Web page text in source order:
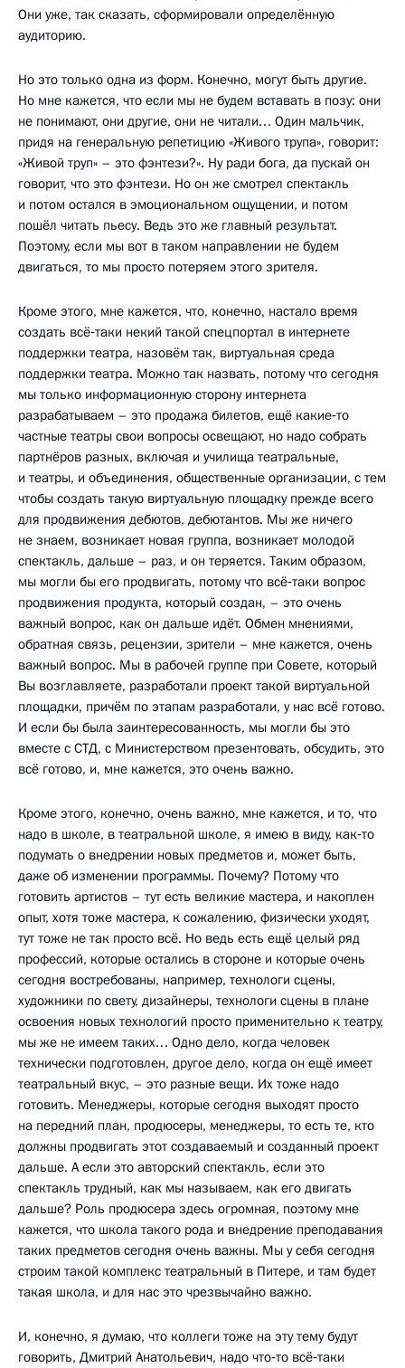
Они уже, так сказать, сформировали определённую
аудиторию.
Но это только одна из форм. Конечно, могут быть другие.
Но мне кажется, что если мы не будем вставать в позу: они
не понимают, они другие, они не читали… Один мальчик,
придя на генеральную репетицию «Живого трупа», говорит:
«Живой труп» – это фэнтези?». Ну ради бога, да пускай он
говорит, что это фэнтези. Но он же смотрел спектакль
и потом остался в эмоциональном ощущении, и потом
пошёл читать пьесу. Ведь это же главный результат.
Поэтому, если мы вот в таком направлении не будем
двигаться, то мы просто потеряем этого зрителя.
Кроме этого, мне кажется, что, конечно, настало время
создать всё‑таки некий такой спецпортал в интернете
поддержки театра, назовём так, виртуальная среда
поддержки театра. Можно так назвать, потому что сегодня
мы только информационную сторону интернета
разрабатываем – это продажа билетов, ещё какие‑то
частные театры свои вопросы освещают, но надо собрать
партнёров разных, включая и училища театральные,
и театры, и объединения, общественные организации, с тем
чтобы создать такую виртуальную площадку прежде всего
для продвижения дебютов, дебютантов. Мы же ничего
не знаем, возникает новая группа, возникает молодой
спектакль, дальше – раз, и он теряется. Таким образом,
мы могли бы его продвигать, потому что всё‑таки вопрос
продвижения продукта, который создан, – это очень
важный вопрос, как он дальше идёт. Обмен мнениями,
обратная связь, рецензии, зрители – мне кажется, очень
важный вопрос. Мы в рабочей группе при Совете, который
Вы возглавляете, разработали проект такой виртуальной
площадки, причём по этапам разработали, у нас всё готово.
И если бы была заинтересованность, мы могли бы это
вместе с СТД, с Министерством презентовать, обсудить, это
всё готово, и, мне кажется, это очень важно.
Кроме этого, конечно, очень важно, мне кажется, и то, что
надо в школе, в театральной школе, я имею в виду, как‑то
подумать о внедрении новых предметов и, может быть,
даже об изменении программы. Почему? Потому что
готовить артистов – тут есть великие мастера, и накоплен
опыт, хотя тоже мастера, к сожалению, физически уходят,
тут тоже не так просто всё. Но ведь есть ещё целый ряд
профессий, которые остались в стороне и которые очень
сегодня востребованы, например, технологи сцены,
художники по свету, дизайнеры, технологи сцены в плане
освоения новых технологий просто применительно к театру,
мы же не имеем таких… Одно дело, когда человек
технически подготовлен, другое дело, когда он ещё имеет
театральный вкус, – это разные вещи. Их тоже надо
готовить. Менеджеры, которые сегодня выходят просто
на передний план, продюсеры, менеджеры, то есть те, кто
должны продвигать этот создаваемый и созданный проект
дальше. А если это авторский спектакль, если это
спектакль трудный, как мы называем, как его двигать
дальше? Роль продюсера здесь огромная, поэтому мне
кажется, что школа такого рода и внедрение преподавания
таких предметов сегодня очень важны. Мы у себя сегодня
строим такой комплекс театральный в Питере, и там будет
такая школа, и для нас это чрезвычайно важно.
И, конечно, я думаю, что коллеги тоже на эту тему будут
говорить, Дмитрий Анатольевич, надо что‑то всё‑таки